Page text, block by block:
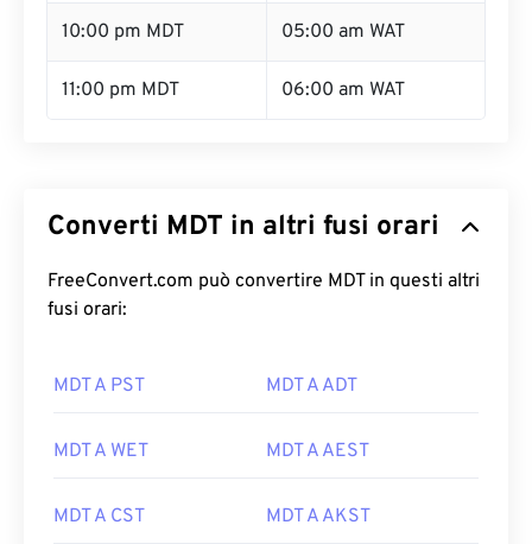
10:00 pm MDT 05:00 am WAT
11:00 pm MDT 06:00 am WAT
Converti MDT in altri fusi orari
FreeConvert.com può convertire MDT in questi altri
fusi orari:
MDT A PST MDT A ADT
MDT A WET MDT A AEST
MDT A CST MDT A AKST